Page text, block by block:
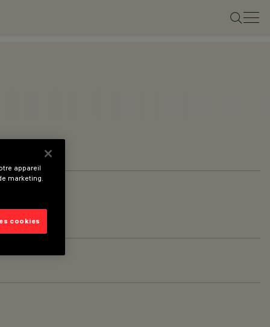
appareil
marketing.
cookies